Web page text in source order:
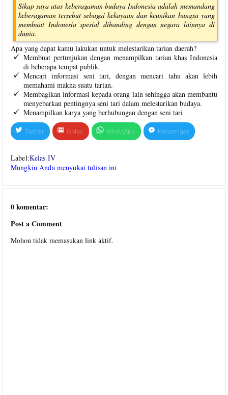
Sikap saya atas keberagaman budaya Indonesia adalah memandang
keberagaman tersebut sebagai kekayaan dan keunikan bangsa yang
membuat Indonesia spesial dibanding dengan negara lainnya di
dunia.
Apa yang dapat kamu lakukan untuk melestarikan tarian daerah?
Membuat pertunjukan dengan menampilkan tarian khas Indonesia
di beberapa tempat publik.
Mencari informasi seni tari, dengan mencari tahu akan lebih
memahami makna suatu tarian.
Membagikan informasi kepada orang lain sehingga akan membantu
menyebarkan pentingnya seni tari dalam melestarikan budaya.
Menampilkan karya yang berhubungan dengan seni tari
Twitter GMail WhatsApp Messenger
Label:Kelas IV
Mungkin Anda menyukai tulisan ini
0 komentar:
Post a Comment
Mohon tidak memasukan link aktif.